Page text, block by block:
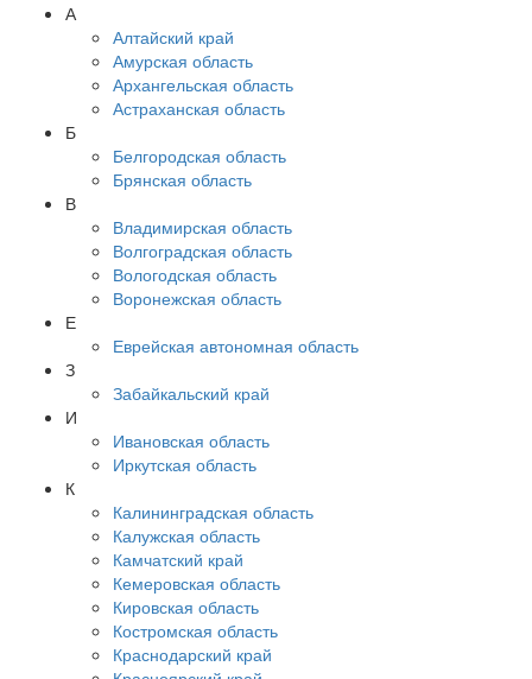
А
Алтайский край
Амурская область
Архангельская область
Астраханская область
Б
Белгородская область
Брянская область
В
Владимирская область
Волгоградская область
Вологодская область
Воронежская область
Е
Еврейская автономная область
З
Забайкальский край
И
Ивановская область
Иркутская область
К
Калининградская область
Калужская область
Камчатский край
Кемеровская область
Кировская область
Костромская область
Краснодарский край